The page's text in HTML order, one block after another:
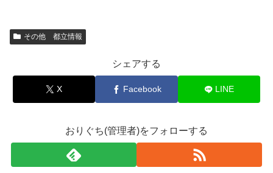
その他 都立情報
シェアする
X Facebook LINE
おりぐち(管理者)をフォローする